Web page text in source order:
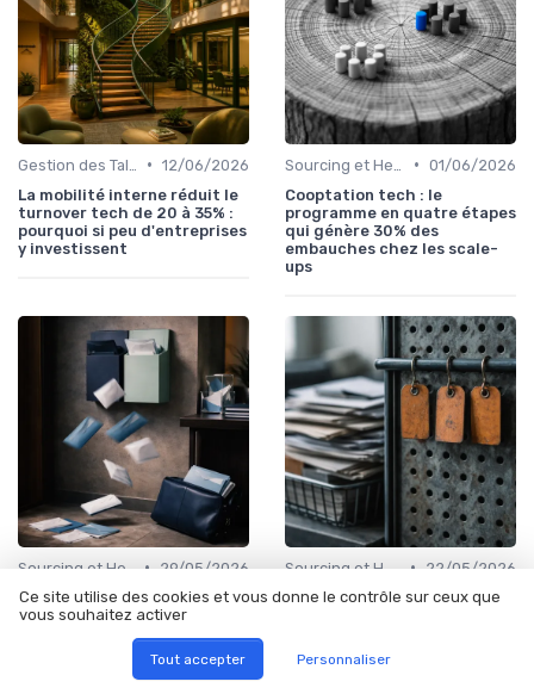
• 12/06/2026
La mobilité interne réduit le
turnover tech de 20 à 35% :
pourquoi si peu d'entreprises
y investissent
• 01/06/2026
Cooptation tech : le
programme en quatre étapes
qui génère 30% des
embauches chez les scale-
ups
Sourcing et Headhunting • 29/05/2026
Cabinet de recrutement
tech : quand externaliser,
les honoraires ne disent pas
Sourcing et Headhunting • 22/05/2026
Le sourcing direct ne génère
budgets recrutement sont
fléchés au mauvais endroit
Ce site utilise des cookies et vous donne le contrôle sur ceux que
vous souhaitez activer
Tout accepter Personnaliser